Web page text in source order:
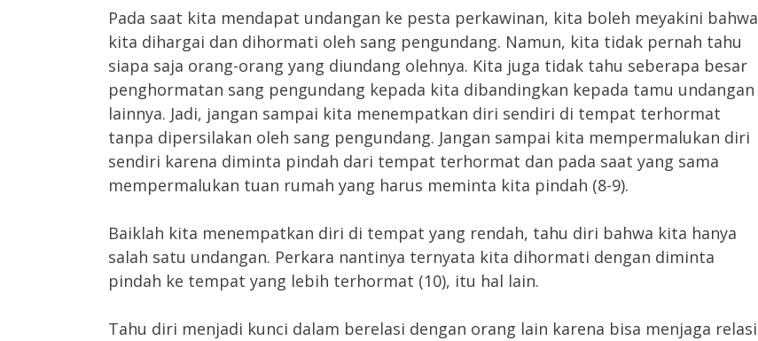
Pada saat kita mendapat undangan ke pesta perkawinan, kita boleh meyakini bahwa
kita dihargai dan dihormati oleh sang pengundang. Namun, kita tidak pernah tahu
siapa saja orang-orang yang diundang olehnya. Kita juga tidak tahu seberapa besar
penghormatan sang pengundang kepada kita dibandingkan kepada tamu undangan
lainnya. Jadi, jangan sampai kita menempatkan diri sendiri di tempat terhormat
tanpa dipersilakan oleh sang pengundang. Jangan sampai kita mempermalukan diri
sendiri karena diminta pindah dari tempat terhormat dan pada saat yang sama
mempermalukan tuan rumah yang harus meminta kita pindah (8-9).
Baiklah kita menempatkan diri di tempat yang rendah, tahu diri bahwa kita hanya
salah satu undangan. Perkara nantinya ternyata kita dihormati dengan diminta
pindah ke tempat yang lebih terhormat (10), itu hal lain.
Tahu diri menjadi kunci dalam berelasi dengan orang lain karena bisa menjaga relasi